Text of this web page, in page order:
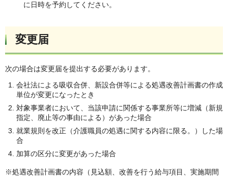
に日時を予約してください。
変更届
次の場合は変更届を提出する必要があります。
会社法による吸収合併、新設合併等による処遇改善計画書の作成
単位が変更になったとき
対象事業者において、当該申請に関係する事業所等に増減（新規
指定、廃止等の事由による）があった場合
就業規則を改正（介護職員の処遇に関する内容に限る。）した場
合
加算の区分に変更があった場合
※処遇改善計画書の内容（見込額、改善を行う給与項目、実施期間